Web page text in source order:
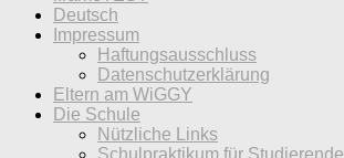
Deutsch
Impressum
Haftungsausschluss
Datenschutzerklärung
Eltern am WiGGY
Die Schule
Nützliche Links
Schulpraktikum für Studierende